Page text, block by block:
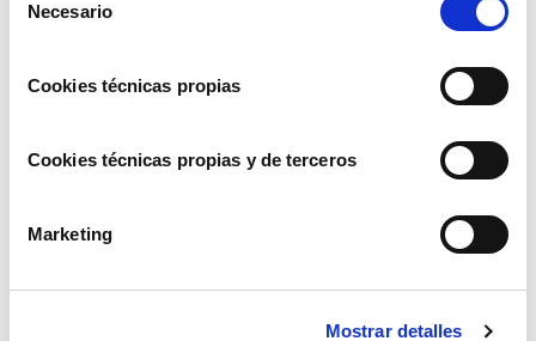
Necesario
Cookies técnicas propias
Cookies técnicas propias y de terceros
Marketing
Mostrar detalles
prospección
conservación: